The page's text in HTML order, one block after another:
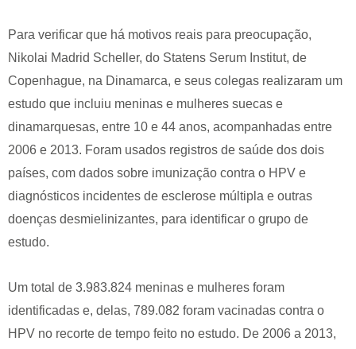
Para verificar que há motivos reais para preocupação,
Nikolai Madrid Scheller, do Statens Serum Institut, de
Copenhague, na Dinamarca, e seus colegas realizaram um
estudo que incluiu meninas e mulheres suecas e
dinamarquesas, entre 10 e 44 anos, acompanhadas entre
2006 e 2013. Foram usados registros de saúde dos dois
países, com dados sobre imunização contra o HPV e
diagnósticos incidentes de esclerose múltipla e outras
doenças desmielinizantes, para identificar o grupo de
estudo.
Um total de 3.983.824 meninas e mulheres foram
identificadas e, delas, 789.082 foram vacinadas contra o
HPV no recorte de tempo feito no estudo. De 2006 a 2013,